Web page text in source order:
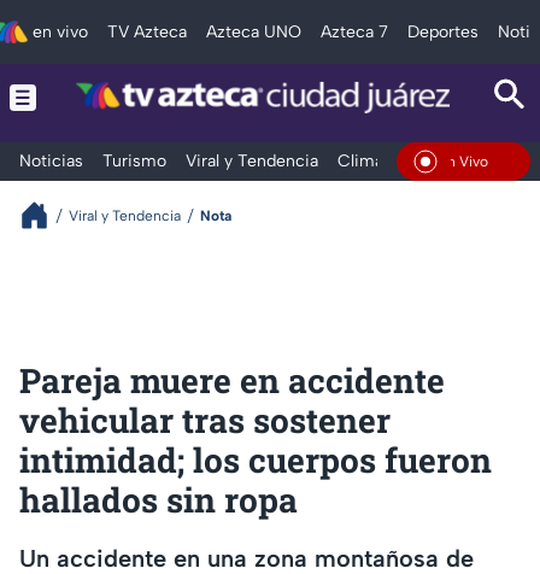
en vivo TV Azteca Azteca UNO Azteca 7 Deportes
Noticias Turismo Viral y Tendencia Clima Deportes
En Vivo
Viral y Tendencia Nota
Pareja muere en accidente
vehicular tras sostener
intimidad; los cuerpos fueron
hallados sin ropa
Un accidente en una zona montañosa de